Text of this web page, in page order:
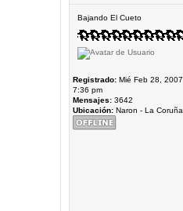
Bajando El Cueto
Registrado:Mié Feb 28, 2007
7:36 pm
Mensajes:3642
Ubicación:Naron - La Coruña